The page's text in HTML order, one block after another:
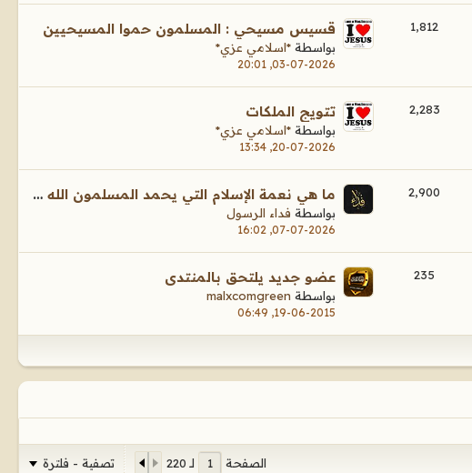
1,812 قسيس مسيحي : المسلمون حموا المسيحيين
بواسطة*اسلامي عزي*
03-07-2026, 20:01
2,283 تتويج الملكات
بواسطة*اسلامي عزي*
20-07-2026, 13:34
2,900 ما هي نعمة الإسلام التي يحمد المسلمون الله عليها؟
بواسطة فداء الرسول
07-07-2026, 16:02
235 عضو جديد يلتحق بالمنتدى
بواسطة malxcomgreen
19-06-2015, 06:49
الصفحة لـ 220 تصفية - فلترة